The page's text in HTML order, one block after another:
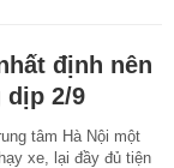
định nên
dịp 2/9
tâm Hà Nội một
xe, lại đầy đủ tiện